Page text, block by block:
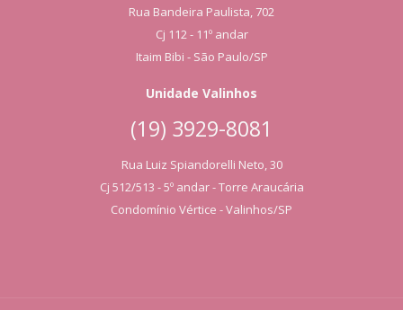
Rua Bandeira Paulista, 702
Cj 112 - 11º andar
Itaim Bibi - São Paulo/SP
Unidade Valinhos
(19) 3929-8081
Rua Luiz Spiandorelli Neto, 30
Cj 512/513 - 5º andar - Torre Araucária
Condomínio Vértice - Valinhos/SP